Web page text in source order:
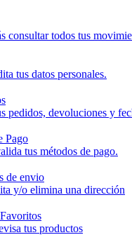
consultar todos tus
tus datos personales.
pedidos, devoluciones y
Pago
tus métodos de pago.
de envio
y/o elimina una dirección
tus productos